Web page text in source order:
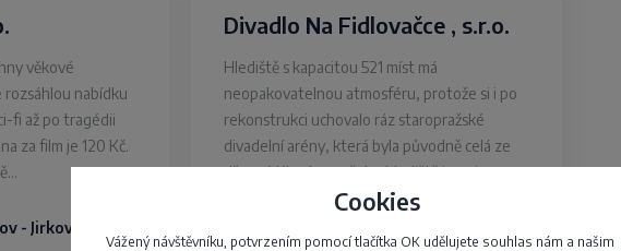
Cookies
Vážený návštěvníku, potvrzením pomocí tlačítka OK udělujete souhlas nám a našim
věkové
nabídku
fi až po tragédii
za film je 120 Kč.
- Jirkov
Divadlo Na Fidlovačce , s.r.o.
Hlediště s kapacitou 521 míst má
neopakovatelnou atmosféru, protože si i po
rekonstrukci uchovalo ráz staropražské
divadelní arény, která byla původně celá ze
dřeva. Výhodou našeho hlediště je nejen…